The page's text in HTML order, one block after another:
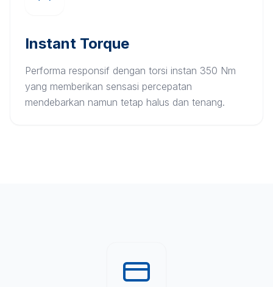
Instant Torque
Performa responsif dengan torsi instan 350 Nm
yang memberikan sensasi percepatan
mendebarkan namun tetap halus dan tenang.